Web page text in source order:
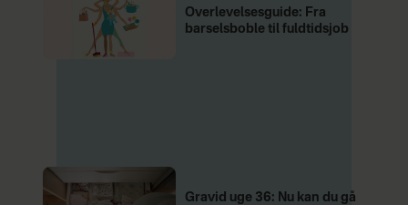
Overlevelsesguide: Fra
barselsboble til fuldtidsjob
Gravid uge 36: Nu kan du gå